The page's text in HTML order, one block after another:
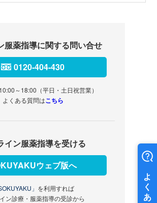
服薬指導に関する問い合せ
0120-404-430
～18:00（平日・土日祝営業）
よくある質問はこちら
イン服薬指導を受ける
ウェブ版へ
」 を利用すれば
ン診療・服薬指導の受診から